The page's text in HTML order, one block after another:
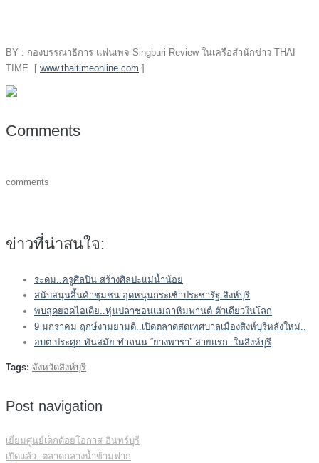
BY : กองบรรณาธิการ แฟนเพจ Singburi Review ในเครือสำนักข่าว THAI
TIME [ www.thaitimeonline.com ]
Comments
comments
ข่าวที่น่าสนใจ:
ระดม..ครูศิลปิน สร้างศิลปะแม่น้ำน้อย
สนับสนุนสิ้นค้าชุมชน อุดหนุนกระเช้าประชารัฐ สิงห์บุรี
พบสุดยอดไอเดีย..หุ่นปลาช่อนแม่ลาหิมพานต์ ตัวเดียวในโลก
9 มกราคม ฤกษ์งามยามดี..เปิดตลาดสดเทศบาลเมืองสิงห์บุรีหลังใหม่..
อบต.ประศุก ทันสมัย ทำถนน “ยางพารา” สายแรก..ในสิงห์บุรี
Tags: จังหวัดสิงห์บุรี
Post navigation
เยี่ยมศูนย์เด็กด้อยโอกาส อินทร์บุรี
เปิดแล้ว..ตลาดกลางน้ำข้ามฟาก